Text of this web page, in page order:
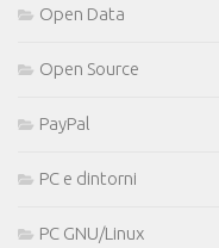
Open Data
Open Source
PayPal
PC e dintorni
PC GNU/Linux